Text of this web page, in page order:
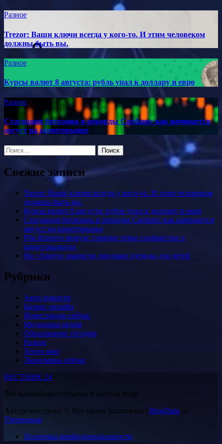
Разное
Trezor: Ваши ключи всегда у кого-то. И этим человеком
должны быть вы.
Разное
Курсы валют 8 августа: рубль упал к доллару и евро
Разное
Стагнация биткоина и рекорды Cardano: как начинается
август на крипторынке
Найти:
Свежие записи
Trezor: Ваши ключи всегда у кого-то. И этим человеком
должны быть вы.
Курсы валют 8 августа: рубль упал к доллару и евро
Стагнация биткоина и рекорды Cardano: как начинается
август на крипторынке
Рбк Крипто форум: горячие темы сообщества о
криптовалютах
На «Авито» выросли продажи одежды для детей
Рубрики
Авто новости
Бизнес онлайн
Инвестиции сейчас
Медицина рядом
Образование сегодня
Разное
Техно мир
Экономика сейчас
ВЕСТНИК 24
Все важнейшие события в чистом виде
Авторские права © Все права защищены | BlogData от
Themeansar.
Политика конфиденциальности